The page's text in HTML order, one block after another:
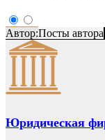
Автор:Посты автора
Юридическая